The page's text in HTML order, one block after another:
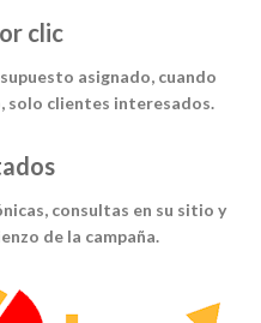
clic
asignado, cuando
solo clientes interesados.
consultas en su sitio y
de la campaña.